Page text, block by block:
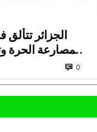
الجزائر
المصارعة الحرة
الثاني في
0